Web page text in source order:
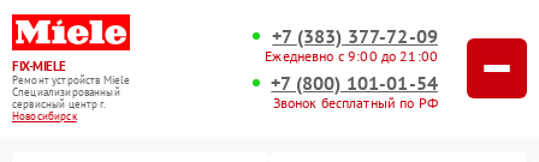
FIX-MIELE
Ремонт устройств Miele
Специализированный
cервисный центр г.
Новосибирск
+7 (383) 377-72-09
Ежедневно с 9:00 до 21:00
+7 (800) 101-01-54
Звонок бесплатный по РФ